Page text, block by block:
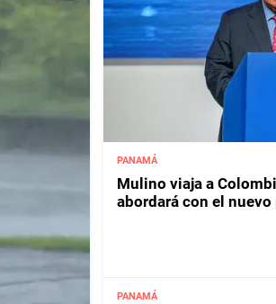
PANAMÁ
Mulino viaja a
abordará con el
PANAMÁ